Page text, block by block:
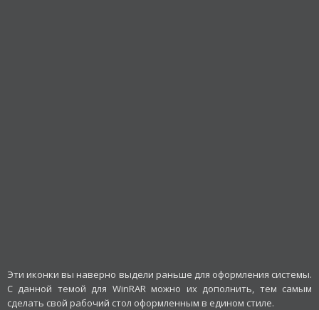
Эти иконки вы наверно выдели раньше для оформления системы.
С данной темой для WinRAR можно их дополнить, тем самым
сделать свой рабочий стол оформленным в едином стиле.